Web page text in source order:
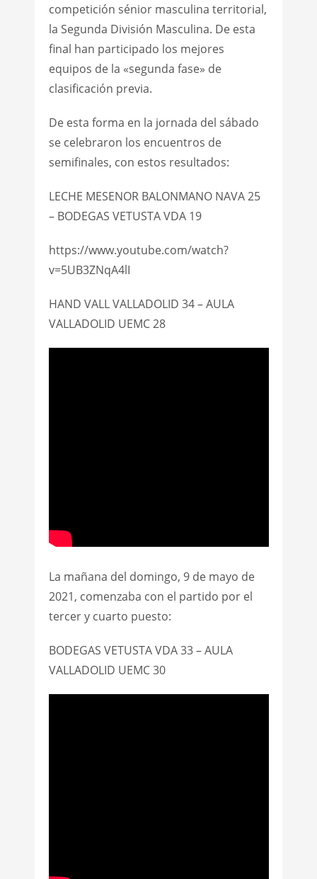
competición sénior masculina territorial,
la Segunda División Masculina. De esta
final han participado los mejores
equipos de la «segunda fase» de
clasificación previa.
De esta forma en la jornada del sábado
se celebraron los encuentros de
semifinales, con estos resultados:
LECHE MESENOR BALONMANO NAVA 25
– BODEGAS VETUSTA VDA 19
https://www.youtube.com/watch?
v=5UB3ZNqA4lI
HAND VALL VALLADOLID 34 – AULA
VALLADOLID UEMC 28
La mañana del domingo, 9 de mayo de
2021, comenzaba con el partido por el
tercer y cuarto puesto:
BODEGAS VETUSTA VDA 33 – AULA
VALLADOLID UEMC 30